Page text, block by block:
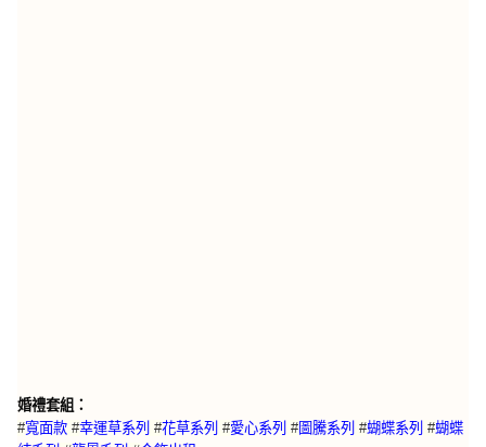
婚禮套組：
#寬面款 #幸運草系列 #花草系列 #愛心系列 #圖騰系列 #蝴蝶系列 #蝴蝶